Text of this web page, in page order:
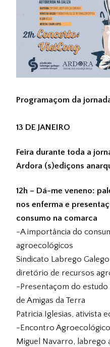
Programaçom da
13 DE JANEIRO
Feira durante toda a
Ardora (s)ediçons
12h – Dá-me veneno:
nos enferma e
consumo na comarca
-A importância do
agroecológicos
Sindicato Labrego
diretório de recursos
-Presentaçom do
de Amigas da Terra
Patricia Iglesias, ativista
-Encontro Agroecológico
Miguel Navarro, labrego